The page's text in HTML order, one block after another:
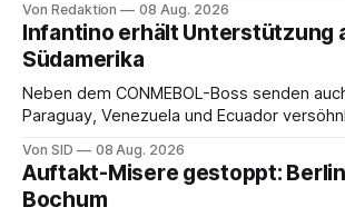
Von Redaktion 08 Aug. 2026
Infantino erhält Unterstützung
Südamerika
Neben dem CONMEBOL-Boss senden
Paraguay, Venezuela und Ecuador
Von SID 08 Aug. 2026
Auftakt-Misere gestoppt:
Bochum